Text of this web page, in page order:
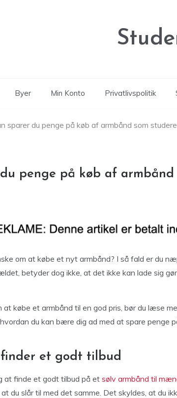
Byer Min Konto Privatlivspolitik
sparer du penge på køb af armbånd som
penge på køb af armbånd
om at købe et nyt armbånd? I så fald er du
betyder dog ikke, at det ikke kan lade sig
at købe et armbånd til en god pris, bør du læse
du kan bære dig ad med at spare penge
et godt tilbud
at finde et godt tilbud på et sølv armbånd til
du slår til med det samme. Det skyldes, at du